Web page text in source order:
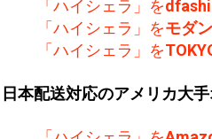
「ハイシェラ」を
「ハイシェラ」をモダ
「ハイシェラ」を
日本配送対応のアメリカ大